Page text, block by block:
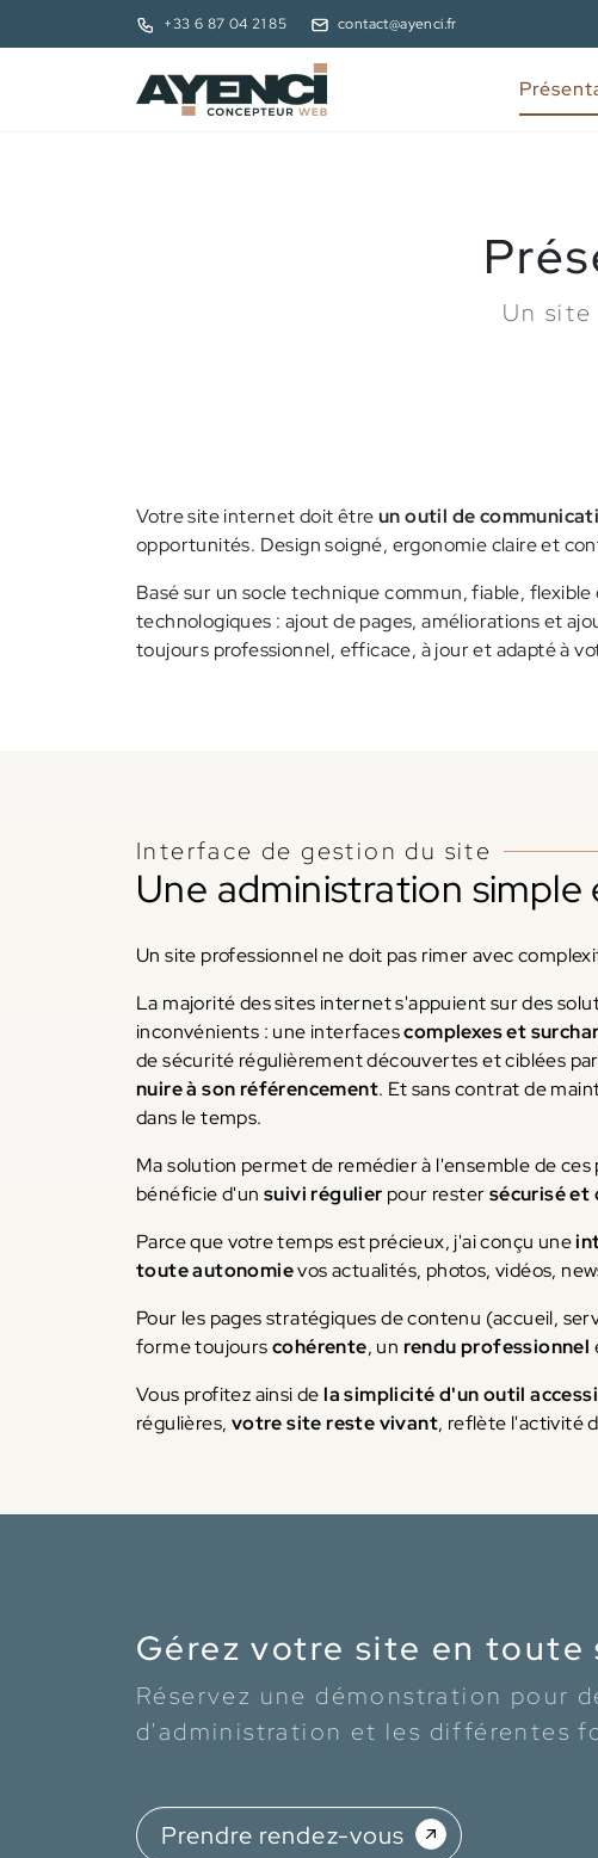
+33 6 87 04 21 85 contact@ayenci.fr
Un
Votre site internet doit êtreun outil de
opportunités. Design soigné, ergonomie claire et
Basé sur un socle technique commun, fiable,
technologiques : ajout de pages, améliorations et
toujours professionnel, efficace, à jour et adapté à
Interface de gestion du site
Une administration
Un site professionnel ne doit pas rimer avec
La majorité des sites internet s'appuient sur des
inconvénients : une interfacescomplexes et
de sécurité régulièrement découvertes et ciblées
nuire à son référencement. Et sans contrat de
dans le temps.
Ma solution permet de remédier à l'ensemble de
bénéficie d'unsuivi régulier pour restersécurisé et
Parce que votre temps est précieux, j'ai conçu une
toute autonomievos actualités, photos, vidéos,
Pour les pages stratégiques de contenu (accueil,
forme toujourscohérente, un rendu professionnel
Vous profitez ainsi dela simplicité d'un outil
régulières, votre site reste vivant, reflète l'activité
Gérez votre site en toute
Réservez une démonstration pour
d'administration et les différentes
Prendre rendez-vous